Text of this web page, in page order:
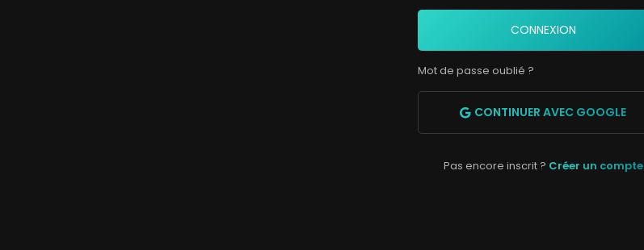
CONNEXION
Mot de passe oublié ?
CONTINUER AVEC GOOGLE
Pas encore inscrit ? Créer un compte